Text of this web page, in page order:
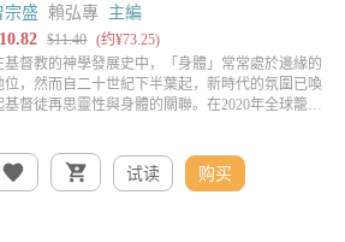
宗盛 賴弘專 主編
试读 购买